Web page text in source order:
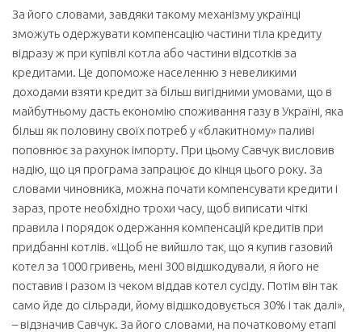
За його словами, завдяки такому механізму українці
зможуть одержувати компенсацію частини тіла кредиту
відразу ж при купівлі котла або частини відсотків за
кредитами. Це допоможе населенню з невеликими
доходами взяти кредит за більш вигідними умовами, що в
майбутньому дасть економію споживання газу в Україні, яка
більш як половину своїх потреб у «блакитному» паливі
поповнює за рахунок імпорту. При цьому Савчук висловив
надію, що ця програма запрацює до кінця цього року. За
словами чиновника, можна почати компенсувати кредити і
зараз, проте необхідно трохи часу, щоб виписати чіткі
правила і порядок одержання компенсацій кредитів при
придбанні котлів. «Щоб не вийшло так, що я купив газовий
котел за 1000 гривень, мені 300 відшкодували, я його не
поставив і разом із чеком віддав котел сусіду. Потім він так
само йде до сільради, йому відшкодовується 30% і так далі»,
– відзначив Савчук. За його словами, на початковому етапі